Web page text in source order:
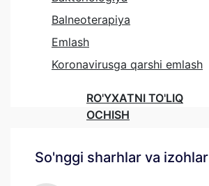
Balneoterapiya
Emlash
Koronavirusga qarshi emlash
RO'YXATNI TO'LIQ
OCHISH
So'nggi sharhlar va izohlar